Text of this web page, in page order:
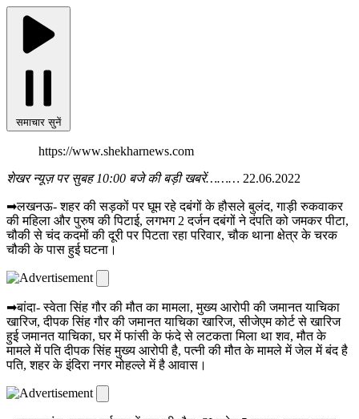
समाचार सुनें
https://www.shekharnews.com
शेखर न्यूज़ पर सुबह 10:00 बजे की बड़ी खबरें……… 22.06.2022
➡लखनऊ- शहर की सड़कों पर घूम रहे दबंगों के हौसले बुलंद, गाड़ी रुकवाकर
की महिला और पुरुष की पिटाई, लगभग 2 दर्जन दबंगों ने दंपति को जमकर पीटा,
चौकी से चंद कदमों की दूरी पर पिटता रहा परिवार, चौक थाना क्षेत्र के चरक
चौकी के पास हुई घटना।
➡बांदा- स्वेता सिंह गौर की मौत का मामला, मुख्य आरोपी की जमानत याचिका
खारिज, दीपक सिंह गौर की जमानत याचिका खारिज, सीजेएम कोर्ट से खारिज
हुई जमानत याचिका, घर में फांसी के फंदे से लटकता मिला था शव, मौत के
मामले में पति दीपक सिंह मुख्य आरोपी है, पत्नी की मौत के मामले में जेल में बंद है
पति, शहर के इंदिरा नगर मोहल्ले में है आवास।